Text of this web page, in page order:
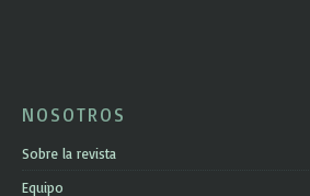
NOSOTROS
Sobre la revista
Equipo